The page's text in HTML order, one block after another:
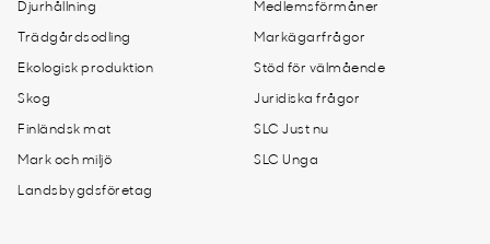
Djurhållning
Trädgårdsodling
Ekologisk produktion
Skog
Finländsk mat
Mark och miljö
Landsbygdsföretag
Medlemsförmåner
Markägarfrågor
Stöd för välmående
Juridiska frågor
SLC Just nu
SLC Unga